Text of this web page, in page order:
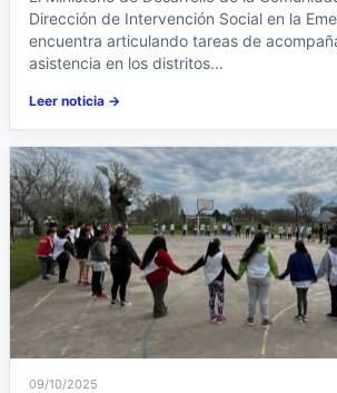
Dirección de Intervención Social en la
encuentra articulando tareas de
asistencia en los distritos...
Leer noticia →
09/10/2025